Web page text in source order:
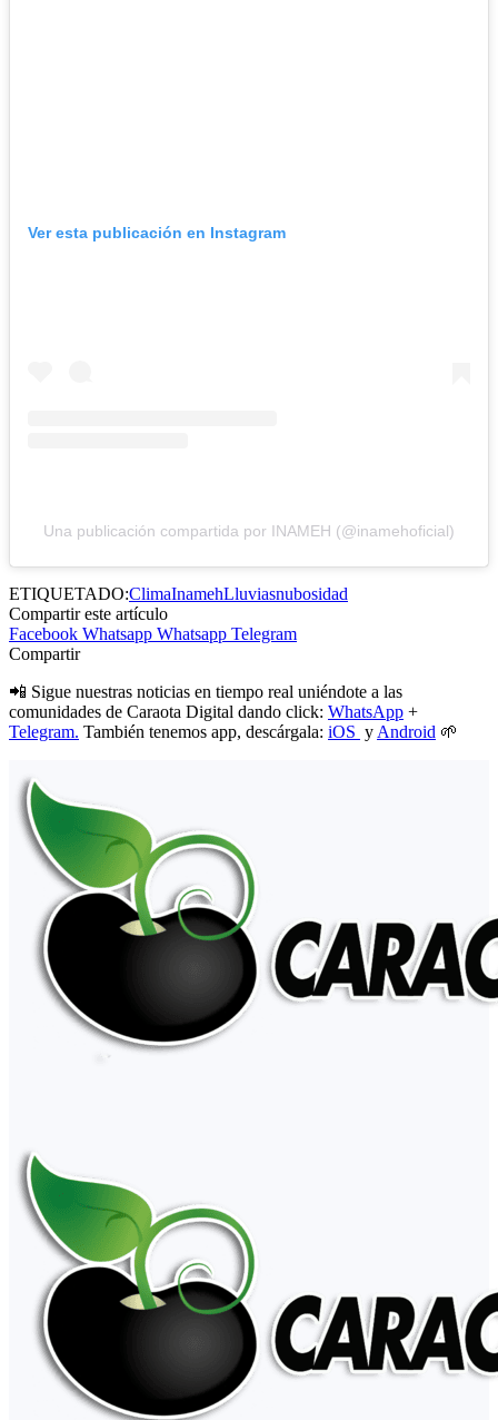
Ver esta publicación en Instagram
Una publicación compartida por INAMEH (@inamehoficial)
ETIQUETADO:ClimaInamehLluviasnubosidad
Compartir este artículo
Facebook Whatsapp Whatsapp Telegram
Compartir
📲 Sigue nuestras noticias en tiempo real uniéndote a las
comunidades de Caraota Digital dando click: WhatsApp +
Telegram. También tenemos app, descárgala: iOS y Android 🌱